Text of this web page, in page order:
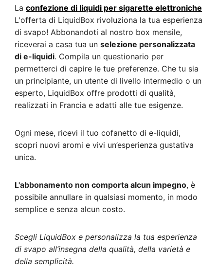
La confezione di liquidi per sigarette elettroniche
L'offerta di LiquidBox rivoluziona la tua esperienza
di svapo! Abbonandoti al nostro box mensile,
riceverai a casa tua un selezione personalizzata
di e-liquidi. Compila un questionario per
permetterci di capire le tue preferenze. Che tu sia
un principiante, un utente di livello intermedio o un
esperto, LiquidBox offre prodotti di qualità,
realizzati in Francia e adatti alle tue esigenze.
Ogni mese, ricevi il tuo cofanetto di e-liquidi,
scopri nuovi aromi e vivi un’esperienza gustativa
unica.
L'abbonamento non comporta alcun impegno, è
possibile annullare in qualsiasi momento, in modo
semplice e senza alcun costo.
Scegli LiquidBox e personalizza la tua esperienza
di svapo all’insegna della qualità, della varietà e
della semplicità.